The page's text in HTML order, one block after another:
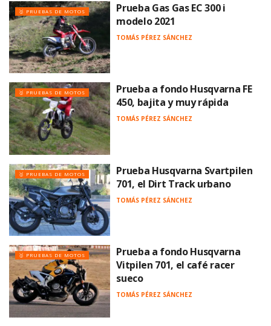
🥇 PRUEBAS DE MOTOS
Prueba Gas Gas EC 300 i
modelo 2021
TOMÁS PÉREZ SÁNCHEZ
🥇 PRUEBAS DE MOTOS
Prueba a fondo Husqvarna FE
450, bajita y muy rápida
TOMÁS PÉREZ SÁNCHEZ
🥇 PRUEBAS DE MOTOS
Prueba Husqvarna Svartpilen
701, el Dirt Track urbano
TOMÁS PÉREZ SÁNCHEZ
🥇 PRUEBAS DE MOTOS
Prueba a fondo Husqvarna
Vitpilen 701, el café racer
sueco
TOMÁS PÉREZ SÁNCHEZ